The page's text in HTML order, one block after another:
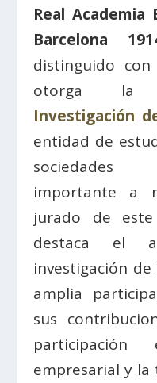
Real Academia
Barcelona
distinguido
otorga
Investigación
entidad de
sociedades
importante a
jurado de
destaca el
investigación
amplia
sus
empresarial y